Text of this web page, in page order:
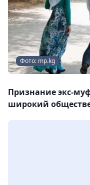
Фото: mp.kg
Признание экс-
широкий